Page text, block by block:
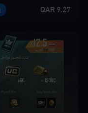
9.27 QAR